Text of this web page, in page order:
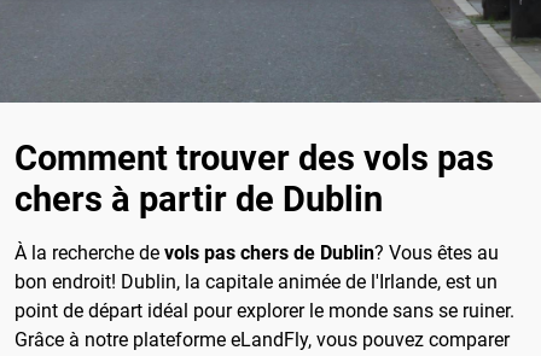
Comment trouver des vols pas
chers à partir de Dublin
À la recherche de vols pas chers de Dublin? Vous êtes au
bon endroit! Dublin, la capitale animée de l'Irlande, est un
point de départ idéal pour explorer le monde sans se ruiner.
Grâce à notre plateforme eLandFly, vous pouvez comparer